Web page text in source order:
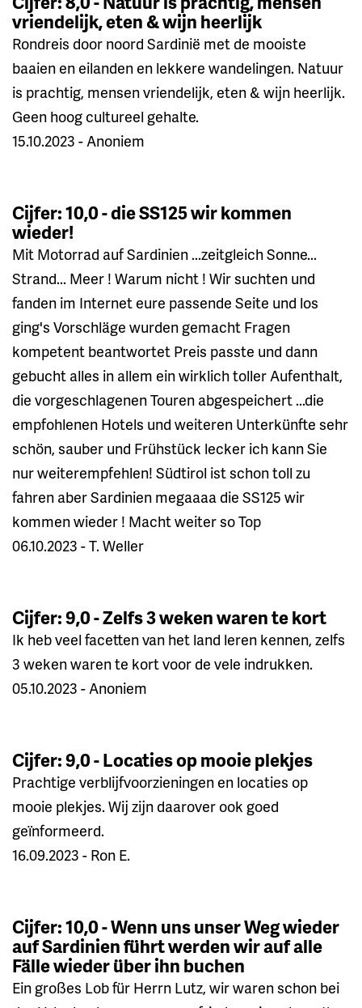
vriendelijk, eten & wijn heerlijk
Rondreis door noord Sardinië met de mooiste
baaien en eilanden en lekkere wandelingen. Natuur
is prachtig, mensen vriendelijk, eten & wijn heerlijk.
Geen hoog cultureel gehalte.
15.10.2023 - Anoniem
Cijfer: 10,0 - die SS125 wir kommen
wieder!
Mit Motorrad auf Sardinien ...zeitgleich Sonne...
Strand... Meer ! Warum nicht ! Wir suchten und
fanden im Internet eure passende Seite und los
ging's Vorschläge wurden gemacht Fragen
kompetent beantwortet Preis passte und dann
gebucht alles in allem ein wirklich toller Aufenthalt,
die vorgeschlagenen Touren abgespeichert ...die
empfohlenen Hotels und weiteren Unterkünfte sehr
schön, sauber und Frühstück lecker ich kann Sie
nur weiterempfehlen! Südtirol ist schon toll zu
fahren aber Sardinien megaaaa die SS125 wir
kommen wieder ! Macht weiter so Top
06.10.2023 - T. Weller
Cijfer: 9,0 - Zelfs 3 weken waren te kort
Ik heb veel facetten van het land leren kennen, zelfs
3 weken waren te kort voor de vele indrukken.
05.10.2023 - Anoniem
Cijfer: 9,0 - Locaties op mooie plekjes
Prachtige verblijfvoorzieningen en locaties op
mooie plekjes. Wij zijn daarover ook goed
geïnformeerd.
16.09.2023 - Ron E.
Cijfer: 10,0 - Wenn uns unser Weg wieder
auf Sardinien führt werden wir auf alle
Fälle wieder über ihn buchen
Ein großes Lob für Herrn Lutz, wir waren schon bei